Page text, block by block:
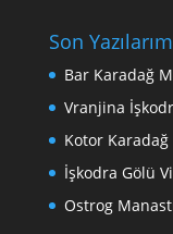
Son Yazılarım
Bar Karadağ
Vranjina
Kotor Karadağ
İşkodra Gölü
Ostrog